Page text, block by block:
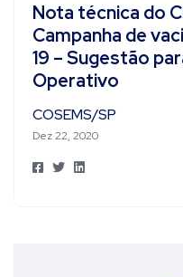
Nota técnica do
Campanha de
19 – Sugestão
Operativo
COSEMS/SP
Dez 22, 2020